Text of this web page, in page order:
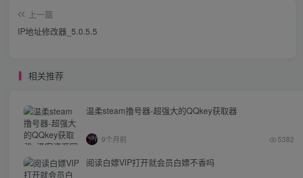
上一篇
IP地址修改器_5.0.5.5
相关推荐
温柔steam撸号器-超强大的QQkey获取器
9个月前 5382
阅读白嫖VIP打开就会员白嫖不香吗